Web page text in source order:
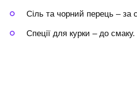
Сіль та чорний перець – за
Спеції для курки – до смаку.